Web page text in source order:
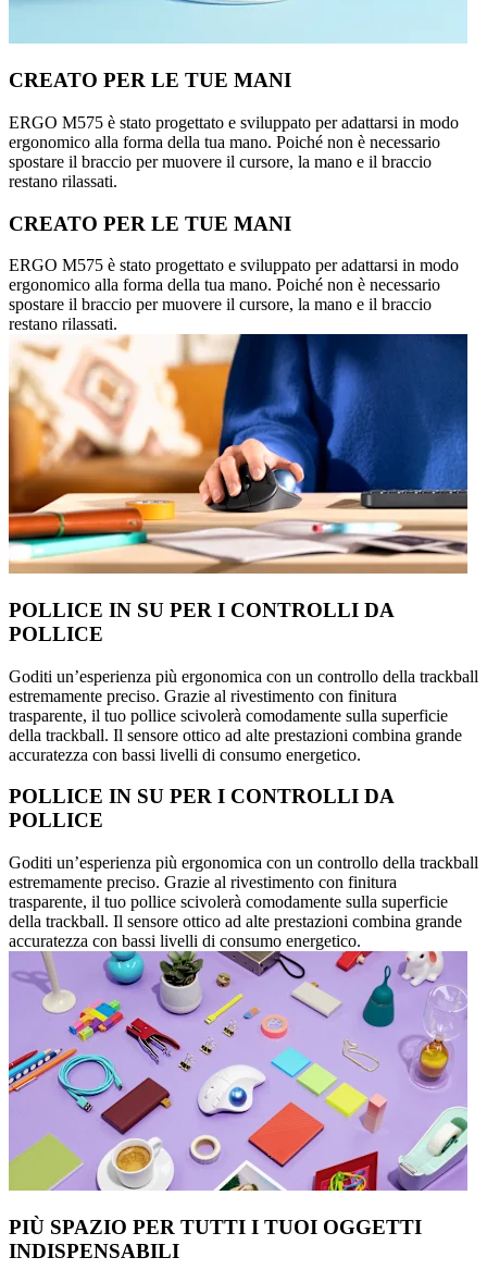
CREATO PER LE TUE MANI
ERGO M575 è stato progettato e sviluppato per adattarsi in modo
ergonomico alla forma della tua mano. Poiché non è necessario
spostare il braccio per muovere il cursore, la mano e il braccio
restano rilassati.
CREATO PER LE TUE MANI
ERGO M575 è stato progettato e sviluppato per adattarsi in modo
ergonomico alla forma della tua mano. Poiché non è necessario
spostare il braccio per muovere il cursore, la mano e il braccio
restano rilassati.
POLLICE IN SU PER I CONTROLLI DA
POLLICE
Goditi un’esperienza più ergonomica con un controllo della trackball
estremamente preciso. Grazie al rivestimento con finitura
trasparente, il tuo pollice scivolerà comodamente sulla superficie
della trackball. Il sensore ottico ad alte prestazioni combina grande
accuratezza con bassi livelli di consumo energetico.
POLLICE IN SU PER I CONTROLLI DA
POLLICE
Goditi un’esperienza più ergonomica con un controllo della trackball
estremamente preciso. Grazie al rivestimento con finitura
trasparente, il tuo pollice scivolerà comodamente sulla superficie
della trackball. Il sensore ottico ad alte prestazioni combina grande
accuratezza con bassi livelli di consumo energetico.
PIÙ SPAZIO PER TUTTI I TUOI OGGETTI
INDISPENSABILI